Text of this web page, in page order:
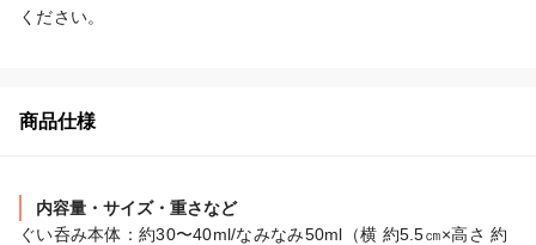
ください。
商品仕様
内容量・サイズ・重さなど
ぐい呑み本体：約30〜40ml/なみなみ50ml（横 約5.5㎝×高さ 約